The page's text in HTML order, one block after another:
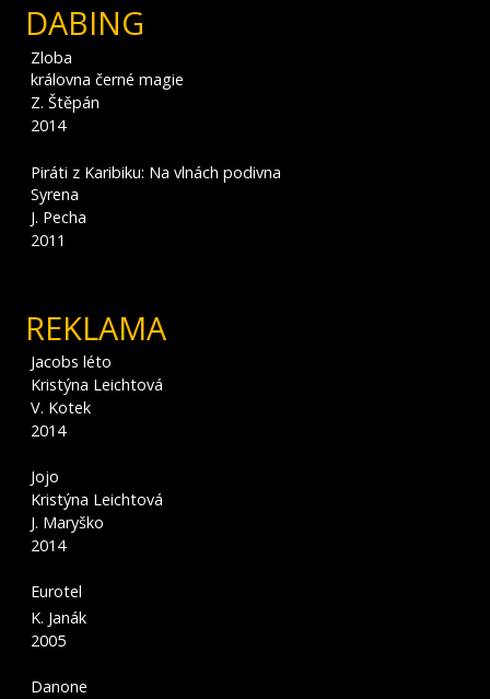
DABING
Zloba
královna černé magie
Z. Štěpán
2014
Piráti z Karibiku: Na vlnách podivna
Syrena
J. Pecha
2011
REKLAMA
Jacobs léto
Kristýna Leichtová
V. Kotek
2014
Jojo
Kristýna Leichtová
J. Maryško
2014
Eurotel
K. Janák
2005
Danone